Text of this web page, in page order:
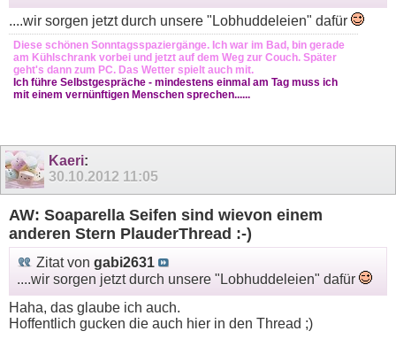
....wir sorgen jetzt durch unsere "Lobhuddeleien" dafür
Diese schönen Sonntagsspaziergänge. Ich war im Bad, bin gerade
am Kühlschrank vorbei und jetzt auf dem Weg zur Couch. Später
geht's dann zum PC. Das Wetter spielt auch mit.
Ich führe Selbstgespräche - mindestens einmal am Tag muss ich
mit einem vernünftigen Menschen sprechen......
Kaeri:
30.10.2012 11:05
AW: Soaparella Seifen sind wievon einem
anderen Stern PlauderThread :-)
Zitat von gabi2631
....wir sorgen jetzt durch unsere "Lobhuddeleien" dafür
Haha, das glaube ich auch.
Hoffentlich gucken die auch hier in den Thread ;)